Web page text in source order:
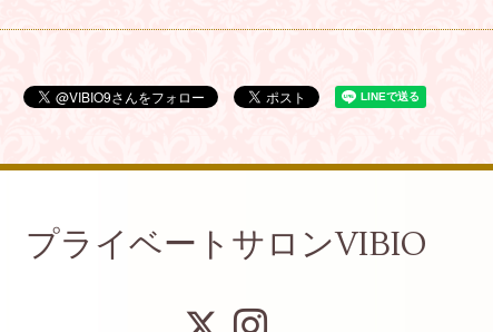
プライベートサロンVIBIO